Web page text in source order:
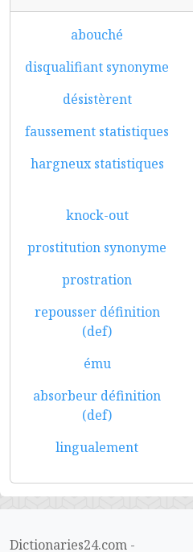
abouché
disqualifiant synonyme
désistèrent
faussement statistiques
hargneux statistiques
knock-out
prostitution synonyme
prostration
repousser définition
(def)
ému
absorbeur définition
(def)
lingualement
Dictionaries24.com -